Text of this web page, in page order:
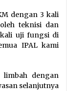
dengan 3 kali
teknisi dan
kali uji fungsi di
IPAL kami
limbah dengan
selanjutnya